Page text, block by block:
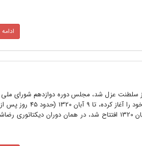
رضاخان در 25 شهریور 1320 توسط متفقین از سلطنت عزل شد، مجلس دوره دوازدهم
ماههای حیات خود را سپری می‌کرد. مجلس این دوره از 13 آبان 1318
رضاخان از قدرت) فعالیت ‌کرد. انتخابات دوره سیزدهم مجلس که در 23 آبان 1320 افتتاح شد، در همان دوران